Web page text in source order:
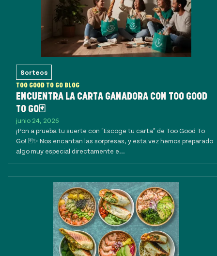
Sorteos
TOO GOOD TO GO BLOG
ENCUENTRA LA CARTA GANADORA CON TOO GOOD
TO GO🃏
junio 24, 2026
¡Pon a prueba tu suerte con "Escoge tu carta" de Too Good To
Go! 🃏✨ Nos encantan las sorpresas, y esta vez hemos preparado
algo muy especial directamente e...